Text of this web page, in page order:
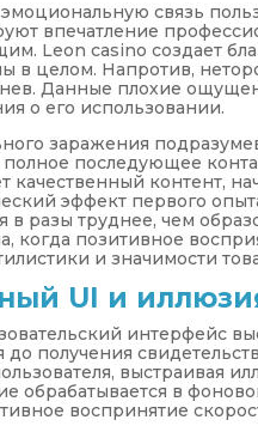
эмоциональную связь
впечатление
Leon casino создает
в целом. Напротив,
Данные плохие
о его использовании.
заражения
последующее
качественный контент,
эффект первого
в разы труднее, чем
когда позитивное
и значимости
UI и
интерфейс
получения
выстраивая
обрабатывается в
воспринятие